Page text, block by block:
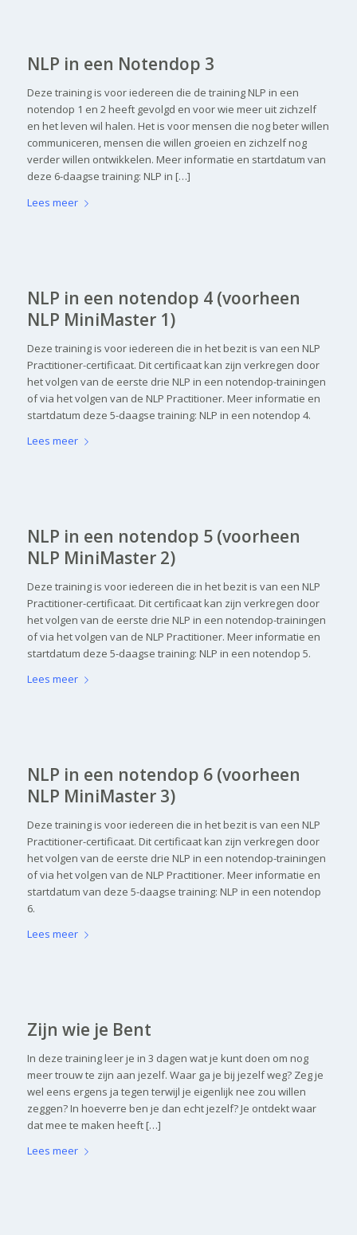
NLP in een Notendop 3
Deze training is voor iedereen die de training NLP in een
notendop 1 en 2 heeft gevolgd en voor wie meer uit zichzelf
en het leven wil halen. Het is voor mensen die nog beter willen
communiceren, mensen die willen groeien en zichzelf nog
verder willen ontwikkelen. Meer informatie en startdatum van
deze 6-daagse training: NLP in […]
Lees meer
NLP in een notendop 4 (voorheen
NLP MiniMaster 1)
Deze training is voor iedereen die in het bezit is van een NLP
Practitioner-certificaat. Dit certificaat kan zijn verkregen door
het volgen van de eerste drie NLP in een notendop-trainingen
of via het volgen van de NLP Practitioner. Meer informatie en
startdatum deze 5-daagse training: NLP in een notendop 4.
Lees meer
NLP in een notendop 5 (voorheen
NLP MiniMaster 2)
Deze training is voor iedereen die in het bezit is van een NLP
Practitioner-certificaat. Dit certificaat kan zijn verkregen door
het volgen van de eerste drie NLP in een notendop-trainingen
of via het volgen van de NLP Practitioner. Meer informatie en
startdatum deze 5-daagse training: NLP in een notendop 5.
Lees meer
NLP in een notendop 6 (voorheen
NLP MiniMaster 3)
Deze training is voor iedereen die in het bezit is van een NLP
Practitioner-certificaat. Dit certificaat kan zijn verkregen door
het volgen van de eerste drie NLP in een notendop-trainingen
of via het volgen van de NLP Practitioner. Meer informatie en
startdatum van deze 5-daagse training: NLP in een notendop
6.
Lees meer
Zijn wie je Bent
In deze training leer je in 3 dagen wat je kunt doen om nog
meer trouw te zijn aan jezelf. Waar ga je bij jezelf weg? Zeg je
wel eens ergens ja tegen terwijl je eigenlijk nee zou willen
zeggen? In hoeverre ben je dan echt jezelf? Je ontdekt waar
dat mee te maken heeft […]
Lees meer